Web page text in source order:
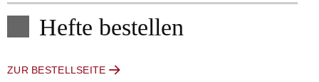
Hefte bestellen
ZUR BESTELLSEITE